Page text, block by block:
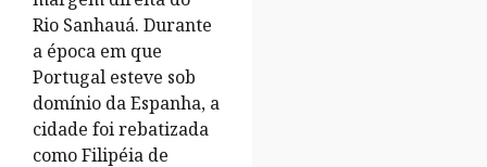
Rio Sanhauá. Durante
a época em que
Portugal esteve sob
domínio da Espanha, a
cidade foi rebatizada
como Filipéia de